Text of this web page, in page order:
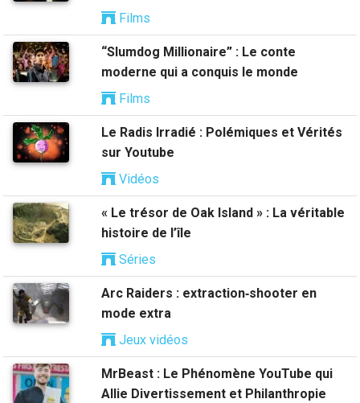
Films
“Slumdog Millionaire” : Le conte
moderne qui a conquis le monde
Films
Le Radis Irradié : Polémiques et Vérités
sur Youtube
Vidéos
« Le trésor de Oak Island » : La véritable
histoire de l’île
Séries
Arc Raiders : extraction‑shooter en
mode extra
Jeux vidéos
MrBeast : Le Phénomène YouTube qui
Allie Divertissement et Philanthropie